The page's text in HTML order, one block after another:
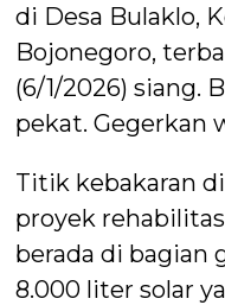
di Desa Bulaklo,
Bojonegoro,
(6/1/2026) siang.
pekat. Gegerkan
Titik kebakaran
proyek
berada di bagian
8.000 liter solar